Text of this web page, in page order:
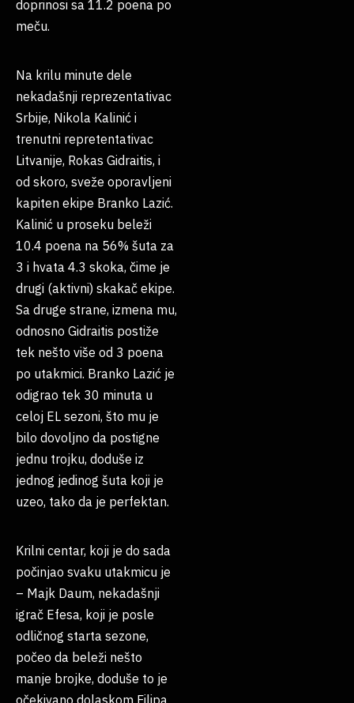
doprinosi sa 11.2 poena po
meču.
Na krilu minute dele
nekadašnji reprezentativac
Srbije, Nikola Kalinić i
trenutni repretentativac
Litvanije, Rokas Gidraitis, i
od skoro, sveže oporavljeni
kapiten ekipe Branko Lazić.
Kalinić u proseku beleži
10.4 poena na 56% šuta za
3 i hvata 4.3 skoka, čime je
drugi (aktivni) skakač ekipe.
Sa druge strane, izmena mu,
odnosno Gidraitis postiže
tek nešto više od 3 poena
po utakmici. Branko Lazić je
odigrao tek 30 minuta u
celoj EL sezoni, što mu je
bilo dovoljno da postigne
jednu trojku, doduše iz
jednog jedinog šuta koji je
uzeo, tako da je perfektan.
Krilni centar, koji je do sada
počinjao svaku utakmicu je
– Majk Daum, nekadašnji
igrač Efesa, koji je posle
odličnog starta sezone,
počeo da beleži nešto
manje brojke, doduše to je
očekivano dolaskom Filipa